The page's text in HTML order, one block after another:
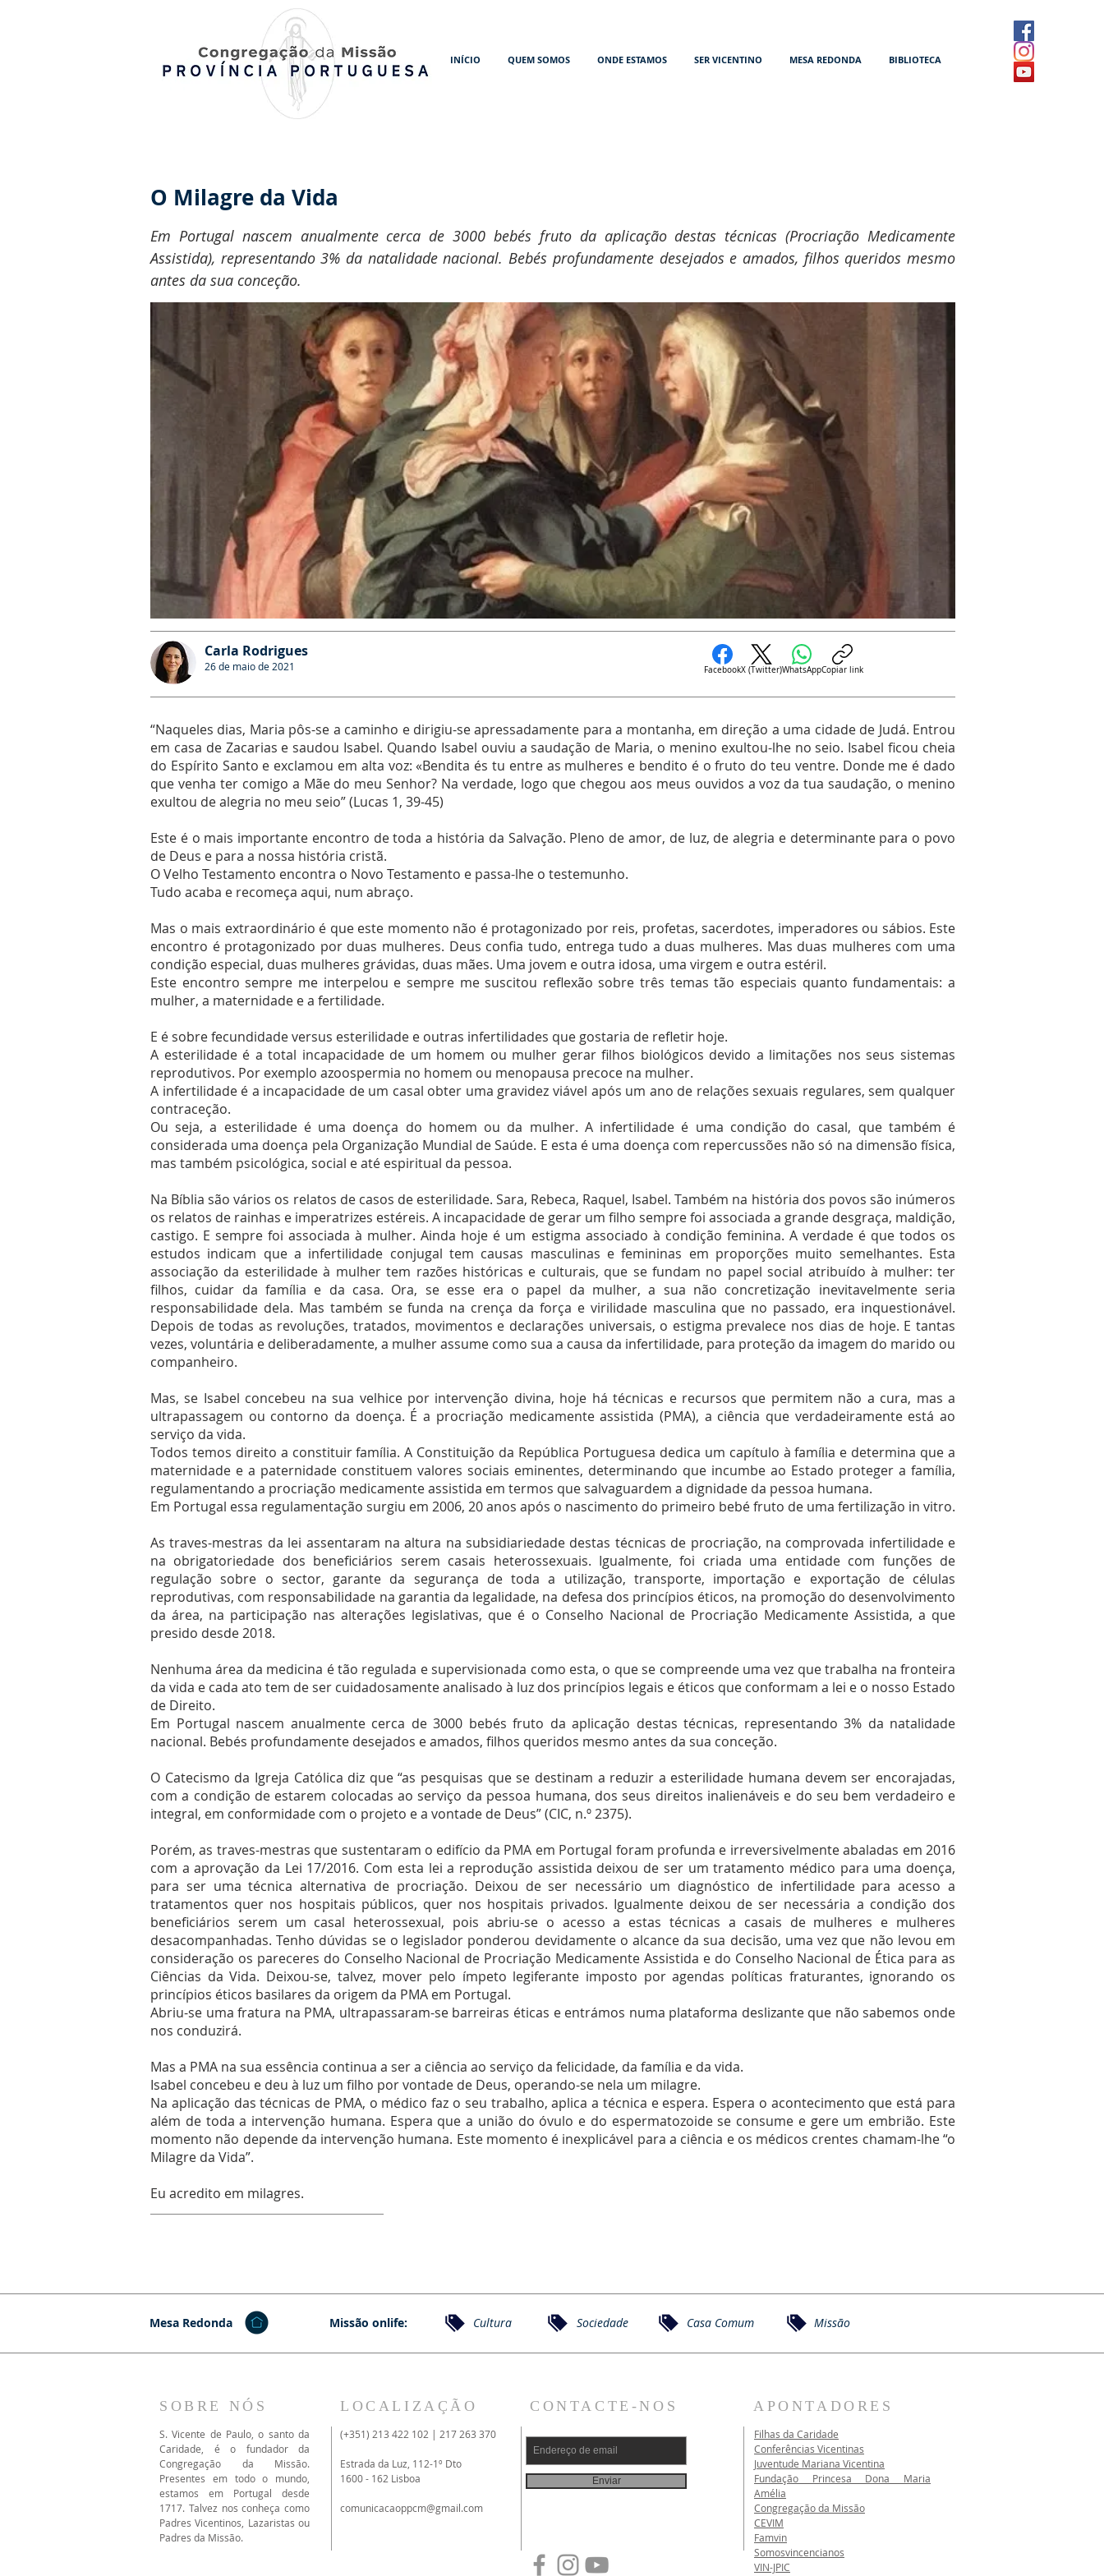
INÍCIO QUEM SOMOS ONDE ESTAMOS SER VICENTINO MESA REDONDA BIBLIOTECA
O Milagre da Vida
Em Portugal nascem anualmente cerca de 3000 bebés fruto da aplicação destas técnicas (Procriação Medicamente
Assistida), representando 3% da natalidade nacional. Bebés profundamente desejados e amados, filhos queridos mesmo
antes da sua conceção.
Carla Rodrigues
26 de maio de 2021 FacebookX (Twitter)WhatsAppCopiar link
“Naqueles dias, Maria pôs-se a caminho e dirigiu-se apressadamente para a montanha, em direção a uma cidade de Judá. Entrou
em casa de Zacarias e saudou Isabel. Quando Isabel ouviu a saudação de Maria, o menino exultou-lhe no seio. Isabel ficou cheia
do Espírito Santo e exclamou em alta voz: «Bendita és tu entre as mulheres e bendito é o fruto do teu ventre. Donde me é dado
que venha ter comigo a Mãe do meu Senhor? Na verdade, logo que chegou aos meus ouvidos a voz da tua saudação, o menino
exultou de alegria no meu seio” (Lucas 1, 39-45)
Este é o mais importante encontro de toda a história da Salvação. Pleno de amor, de luz, de alegria e determinante para o povo
de Deus e para a nossa história cristã.
O Velho Testamento encontra o Novo Testamento e passa-lhe o testemunho.
Tudo acaba e recomeça aqui, num abraço.
Mas o mais extraordinário é que este momento não é protagonizado por reis, profetas, sacerdotes, imperadores ou sábios. Este
encontro é protagonizado por duas mulheres. Deus confia tudo, entrega tudo a duas mulheres. Mas duas mulheres com uma
condição especial, duas mulheres grávidas, duas mães. Uma jovem e outra idosa, uma virgem e outra estéril.
Este encontro sempre me interpelou e sempre me suscitou reflexão sobre três temas tão especiais quanto fundamentais: a
mulher, a maternidade e a fertilidade.
E é sobre fecundidade versus esterilidade e outras infertilidades que gostaria de refletir hoje.
A esterilidade é a total incapacidade de um homem ou mulher gerar filhos biológicos devido a limitações nos seus sistemas
reprodutivos. Por exemplo azoospermia no homem ou menopausa precoce na mulher.
A infertilidade é a incapacidade de um casal obter uma gravidez viável após um ano de relações sexuais regulares, sem qualquer
contraceção.
Ou seja, a esterilidade é uma doença do homem ou da mulher. A infertilidade é uma condição do casal, que também é
considerada uma doença pela Organização Mundial de Saúde. E esta é uma doença com repercussões não só na dimensão física,
mas também psicológica, social e até espiritual da pessoa.
Na Bíblia são vários os relatos de casos de esterilidade. Sara, Rebeca, Raquel, Isabel. Também na história dos povos são inúmeros
os relatos de rainhas e imperatrizes estéreis. A incapacidade de gerar um filho sempre foi associada a grande desgraça, maldição,
castigo. E sempre foi associada à mulher. Ainda hoje é um estigma associado à condição feminina. A verdade é que todos os
estudos indicam que a infertilidade conjugal tem causas masculinas e femininas em proporções muito semelhantes. Esta
associação da esterilidade à mulher tem razões históricas e culturais, que se fundam no papel social atribuído à mulher: ter
filhos, cuidar da família e da casa. Ora, se esse era o papel da mulher, a sua não concretização inevitavelmente seria
responsabilidade dela. Mas também se funda na crença da força e virilidade masculina que no passado, era inquestionável.
Depois de todas as revoluções, tratados, movimentos e declarações universais, o estigma prevalece nos dias de hoje. E tantas
vezes, voluntária e deliberadamente, a mulher assume como sua a causa da infertilidade, para proteção da imagem do marido ou
companheiro.
Mas, se Isabel concebeu na sua velhice por intervenção divina, hoje há técnicas e recursos que permitem não a cura, mas a
ultrapassagem ou contorno da doença. É a procriação medicamente assistida (PMA), a ciência que verdadeiramente está ao
serviço da vida.
Todos temos direito a constituir família. A Constituição da República Portuguesa dedica um capítulo à família e determina que a
maternidade e a paternidade constituem valores sociais eminentes, determinando que incumbe ao Estado proteger a família,
regulamentando a procriação medicamente assistida em termos que salvaguardem a dignidade da pessoa humana.
Em Portugal essa regulamentação surgiu em 2006, 20 anos após o nascimento do primeiro bebé fruto de uma fertilização in vitro.
As traves-mestras da lei assentaram na altura na subsidiariedade destas técnicas de procriação, na comprovada infertilidade e
na obrigatoriedade dos beneficiários serem casais heterossexuais. Igualmente, foi criada uma entidade com funções de
regulação sobre o sector, garante da segurança de toda a utilização, transporte, importação e exportação de células
reprodutivas, com responsabilidade na garantia da legalidade, na defesa dos princípios éticos, na promoção do desenvolvimento
da área, na participação nas alterações legislativas, que é o Conselho Nacional de Procriação Medicamente Assistida, a que
presido desde 2018.
Nenhuma área da medicina é tão regulada e supervisionada como esta, o que se compreende uma vez que trabalha na fronteira
da vida e cada ato tem de ser cuidadosamente analisado à luz dos princípios legais e éticos que conformam a lei e o nosso Estado
de Direito.
Em Portugal nascem anualmente cerca de 3000 bebés fruto da aplicação destas técnicas, representando 3% da natalidade
nacional. Bebés profundamente desejados e amados, filhos queridos mesmo antes da sua conceção.
O Catecismo da Igreja Católica diz que “as pesquisas que se destinam a reduzir a esterilidade humana devem ser encorajadas,
com a condição de estarem colocadas ao serviço da pessoa humana, dos seus direitos inalienáveis e do seu bem verdadeiro e
integral, em conformidade com o projeto e a vontade de Deus” (CIC, n.º 2375).
Porém, as traves-mestras que sustentaram o edifício da PMA em Portugal foram profunda e irreversivelmente abaladas em 2016
com a aprovação da Lei 17/2016. Com esta lei a reprodução assistida deixou de ser um tratamento médico para uma doença,
para ser uma técnica alternativa de procriação. Deixou de ser necessário um diagnóstico de infertilidade para acesso a
tratamentos quer nos hospitais públicos, quer nos hospitais privados. Igualmente deixou de ser necessária a condição dos
beneficiários serem um casal heterossexual, pois abriu-se o acesso a estas técnicas a casais de mulheres e mulheres
desacompanhadas. Tenho dúvidas se o legislador ponderou devidamente o alcance da sua decisão, uma vez que não levou em
consideração os pareceres do Conselho Nacional de Procriação Medicamente Assistida e do Conselho Nacional de Ética para as
Ciências da Vida. Deixou-se, talvez, mover pelo ímpeto legiferante imposto por agendas políticas fraturantes, ignorando os
princípios éticos basilares da origem da PMA em Portugal.
Abriu-se uma fratura na PMA, ultrapassaram-se barreiras éticas e entrámos numa plataforma deslizante que não sabemos onde
nos conduzirá.
Mas a PMA na sua essência continua a ser a ciência ao serviço da felicidade, da família e da vida.
Isabel concebeu e deu à luz um filho por vontade de Deus, operando-se nela um milagre.
Na aplicação das técnicas de PMA, o médico faz o seu trabalho, aplica a técnica e espera. Espera o acontecimento que está para
além de toda a intervenção humana. Espera que a união do óvulo e do espermatozoide se consume e gere um embrião. Este
momento não depende da intervenção humana. Este momento é inexplicável para a ciência e os médicos crentes chamam-lhe “o
Milagre da Vida”.
Eu acredito em milagres.
Mesa Redonda Missão onlife: Cultura Sociedade Casa Comum Missão
SOBRE NÓS
S. Vicente de Paulo, o santo da
Caridade, é o fundador da
Congregação da Missão.
Presentes em todo o mundo,
estamos em Portugal desde
1717. Talvez nos conheça como
Padres Vicentinos, Lazaristas ou
Padres da Missão.
LOCALIZAÇÃO
(+351) 213 422 102 | 217 263 370
Estrada da Luz, 112-1º Dto
1600 - 162 Lisboa
comunicacaoppcm@gmail.com
CONTACTE-NOS
Enviar
APONTADORES
Filhas da Caridade
Conferências Vicentinas
Juventude Mariana Vicentina
Fundação Princesa Dona Maria
Amélia
Congregação da Missão
CEVIM
Famvin
Somosvincencianos
VIN-JPIC